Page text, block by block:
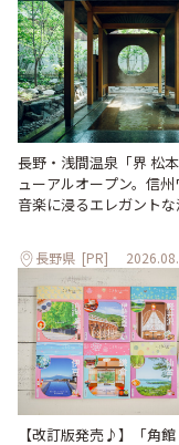
長野・浅間温泉「界 松
ューアルオープン。信
音楽に浸るエレガント
長野県 [PR]
【改訂版発売♪】「角館